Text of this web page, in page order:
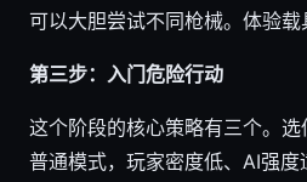
可以大胆尝试不同枪械。体验载
第三步：入门危险行动
这个阶段的核心策略有三个。
普通模式，玩家密度低、AI强